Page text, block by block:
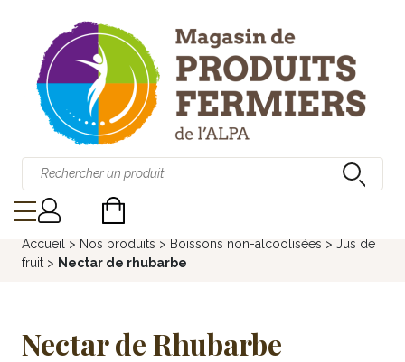
Accueil > Nos produits > Boissons non-alcoolisées > Jus de
fruit > Nectar de rhubarbe
Nectar de Rhubarbe